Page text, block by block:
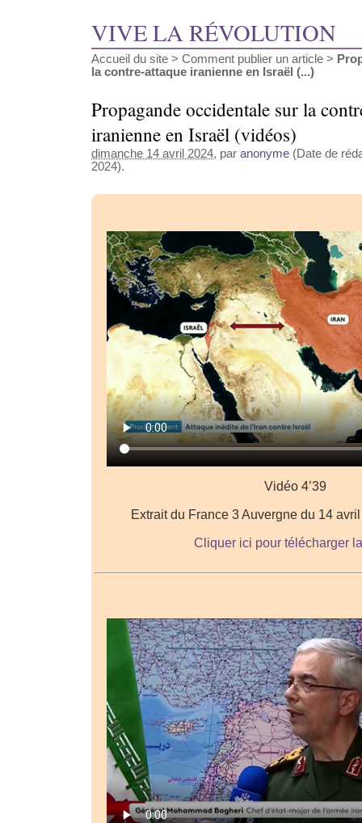
VIVE LA RÉVOLUTION
Accueil du site > Comment publier un article >
la contre-attaque iranienne en Israël (...)
Propagande occidentale sur la
iranienne en Israël (vidéos)
dimanche 14 avril 2024, par anonyme (Date de
2024).
Vidéo 4’39
Extrait du France 3 Auvergne du 14
Cliquer ici pour télécharger